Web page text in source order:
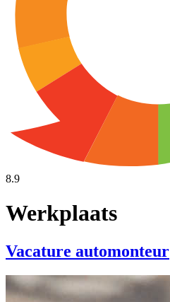
8.9
Werkplaats
Vacature automonteur